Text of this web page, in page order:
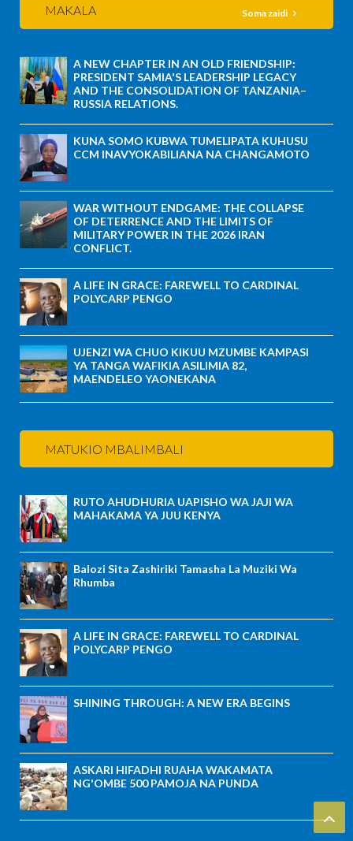
MAKALA Soma zaidi
A NEW CHAPTER IN AN OLD FRIENDSHIP:
PRESIDENT SAMIA'S LEADERSHIP LEGACY
AND THE CONSOLIDATION OF TANZANIA–
RUSSIA RELATIONS.
KUNA SOMO KUBWA TUMELIPATA KUHUSU
CCM INAVYOKABILIANA NA CHANGAMOTO
WAR WITHOUT ENDGAME: THE COLLAPSE
OF DETERRENCE AND THE LIMITS OF
MILITARY POWER IN THE 2026 IRAN
CONFLICT.
A LIFE IN GRACE: FAREWELL TO CARDINAL
POLYCARP PENGO
UJENZI WA CHUO KIKUU MZUMBE KAMPASI
YA TANGA WAFIKIA ASILIMIA 82,
MAENDELEO YAONEKANA
MATUKIO MBALIMBALI
RUTO AHUDHURIA UAPISHO WA JAJI WA
MAHAKAMA YA JUU KENYA
Balozi Sita Zashiriki Tamasha La Muziki Wa
Rhumba
A LIFE IN GRACE: FAREWELL TO CARDINAL
POLYCARP PENGO
SHINING THROUGH: A NEW ERA BEGINS
ASKARI HIFADHI RUAHA WAKAMATA
NG'OMBE 500 PAMOJA NA PUNDA